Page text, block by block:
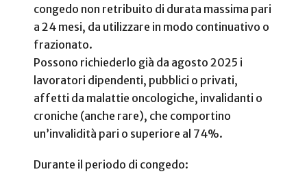
congedo non retribuito di durata massima pari
a 24 mesi, da utilizzare in modo continuativo o
frazionato.
Possono richiederlo già da agosto 2025 i
lavoratori dipendenti, pubblici o privati,
affetti da malattie oncologiche, invalidanti o
croniche (anche rare), che comportino
un’invalidità pari o superiore al 74%.
Durante il periodo di congedo: